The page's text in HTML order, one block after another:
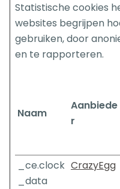
Statistische cookies
websites begrijpen
gebruiken, door
en te rapporteren.
Naam
Aanbiede
r
_ce.clock
_data
CrazyEgg